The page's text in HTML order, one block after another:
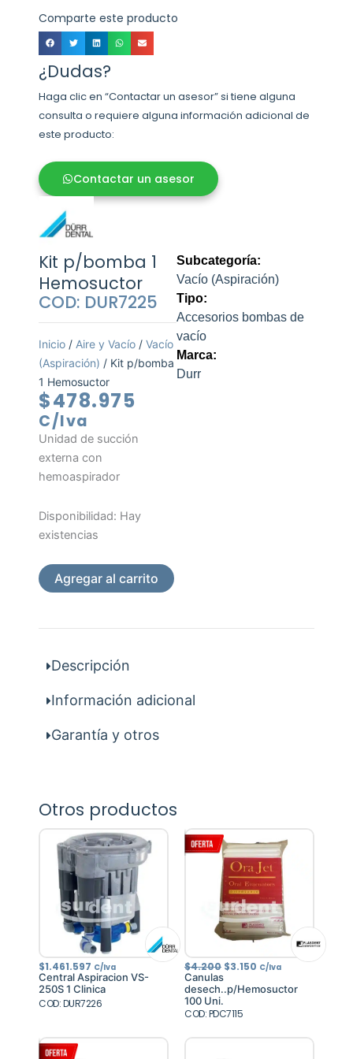
Comparte este producto
¿Dudas?
Haga clic en “Contactar un asesor” si tiene alguna
consulta o requiere alguna información adicional de
este producto:
Contactar un asesor
Kit p/bomba 1
Hemosuctor
COD: DUR7225
Inicio / Aire y Vacío /Vacío
(Aspiración) / Kit p/bomba
1 Hemosuctor
$478.975
C/Iva
Unidad de succión
externa con
hemoaspirador
Disponibilidad: Hay
existencias
Kit
p/bomba
Hemosuctor
cantidad
Agregar al carrito
Subcategoría:
Vacío (Aspiración)
Tipo:
Accesorios bombas de
vacío
Marca:
Durr
Descripción
Información adicional
Garantía y otros
Otros productos
$1.461.597 C/Iva
Central Aspiracion VS-
250S 1 Clinica
COD: DUR7226
$4.200 El
precio
original
era:
$3.150 El
precio
actual
es:
C/Iva
Canulas
desech..p/Hemosuctor
100 Uni.
COD: PDC7115